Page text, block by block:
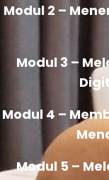
Modul 2 –
Modul 3 –
Modul 4 –
Modul 5 –